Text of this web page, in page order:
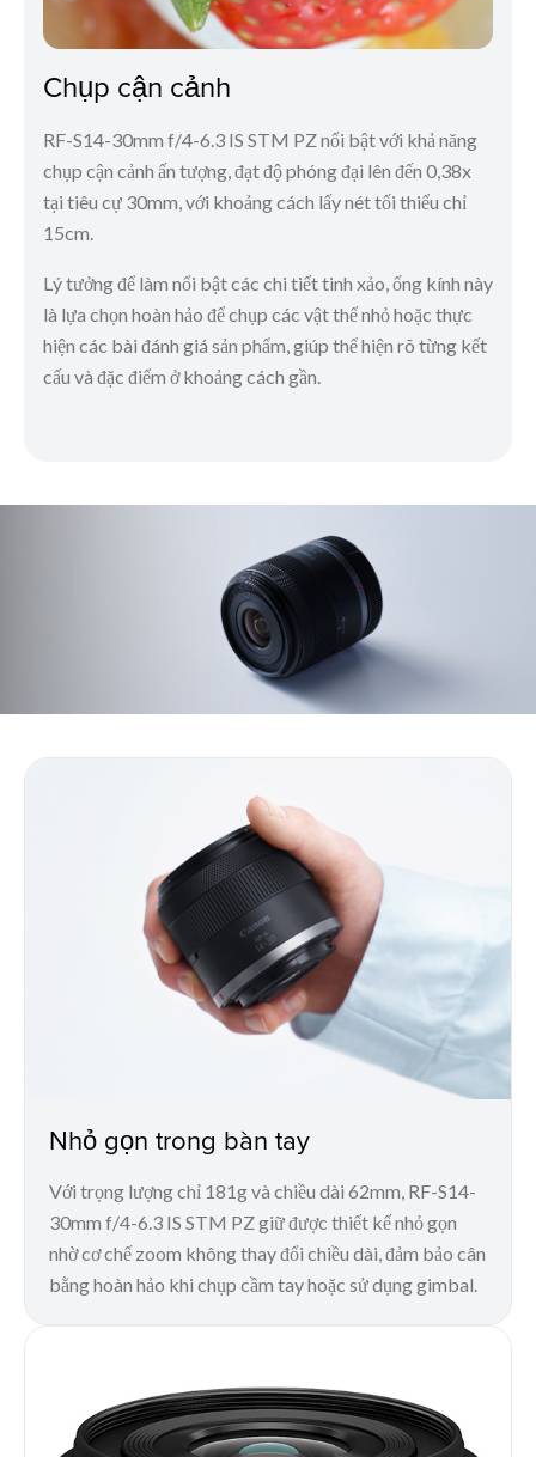
Chụp cận cảnh
RF-S14-30mm f/4-6.3 IS STM PZ nổi bật với khả năng
chụp cận cảnh ấn tượng, đạt độ phóng đại lên đến 0,38x
tại tiêu cự 30mm, với khoảng cách lấy nét tối thiểu chỉ
15cm.
Lý tưởng để làm nổi bật các chi tiết tinh xảo, ống kính này
là lựa chọn hoàn hảo để chụp các vật thể nhỏ hoặc thực
hiện các bài đánh giá sản phẩm, giúp thể hiện rõ từng kết
cấu và đặc điểm ở khoảng cách gần.
Nhỏ gọn trong bàn tay
Với trọng lượng chỉ 181g và chiều dài 62mm, RF-S14-
30mm f/4-6.3 IS STM PZ giữ được thiết kế nhỏ gọn
nhờ cơ chế zoom không thay đổi chiều dài, đảm bảo cân
bằng hoàn hảo khi chụp cầm tay hoặc sử dụng gimbal.